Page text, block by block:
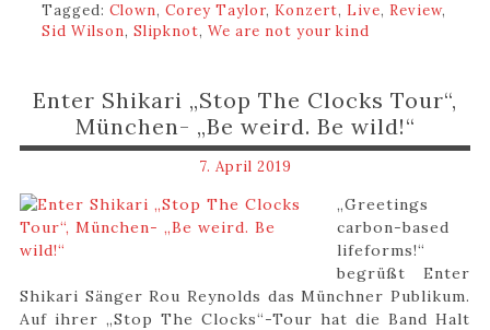
Tagged:Clown,Corey Taylor, Konzert, Live, Review,
Sid Wilson,Slipknot,We are not your kind
Enter Shikari „Stop The Clocks Tour“,
München- „Be weird. Be wild!“
7. April 2019
„Greetings
carbon-based
lifeforms!“
begrüßt Enter
Shikari Sänger Rou Reynolds das Münchner Publikum.
Auf ihrer „Stop The Clocks“-Tour hat die Band Halt